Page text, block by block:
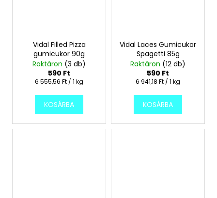
Vidal Filled Pizza
gumicukor 90g
Raktáron (3 db)
590 Ft
Egységár:
6 555,56 Ft / 1 kg
KOSÁRBA
Vidal Laces Gumicukor
Spagetti 85g
Raktáron (12 db)
590 Ft
Egységár:
6 941,18 Ft / 1 kg
KOSÁRBA